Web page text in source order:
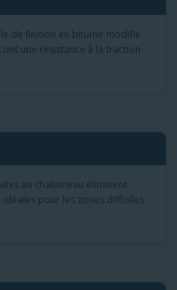
de finition en bitume modifié
une résistance à la traction
au chalumeau éliminent
pour les zones difficiles